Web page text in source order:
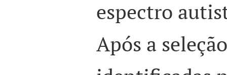
espectro
Após a